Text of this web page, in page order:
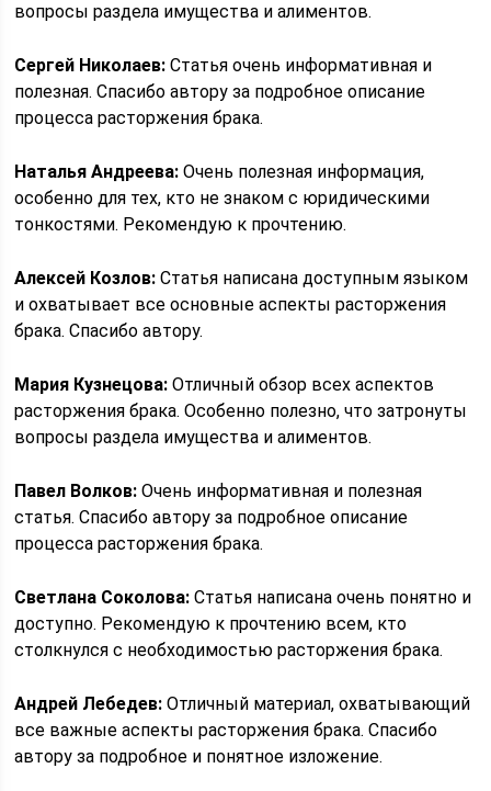
вопросы раздела имущества и алиментов.
Сергей Николаев: Статья очень информативная и
полезная. Спасибо автору за подробное описание
процесса расторжения брака.
Наталья Андреева: Очень полезная информация,
особенно для тех, кто не знаком с юридическими
тонкостями. Рекомендую к прочтению.
Алексей Козлов: Статья написана доступным языком
и охватывает все основные аспекты расторжения
брака. Спасибо автору.
Мария Кузнецова: Отличный обзор всех аспектов
расторжения брака. Особенно полезно, что затронуты
вопросы раздела имущества и алиментов.
Павел Волков: Очень информативная и полезная
статья. Спасибо автору за подробное описание
процесса расторжения брака.
Светлана Соколова: Статья написана очень понятно и
доступно. Рекомендую к прочтению всем, кто
столкнулся с необходимостью расторжения брака.
Андрей Лебедев: Отличный материал, охватывающий
все важные аспекты расторжения брака. Спасибо
автору за подробное и понятное изложение.